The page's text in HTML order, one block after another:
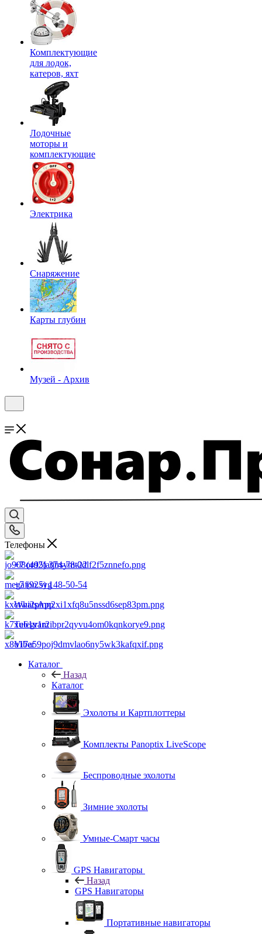
Комплектующие
для лодок,
катеров, яхт
Лодочные
моторы и
комплектующие
Электрика
Снаряжение
Карты глубин
Музей - Архив
Телефоны
+7 (495) 374-78-22
+7 (925) 148-50-54
WhatsApp
Telegram
Viber
Каталог
Назад
Каталог
Эхолоты и Картплоттеры
Комплекты Panoptix LiveScope
Беспроводные эхолоты
Зимние эхолоты
Умные-Смарт часы
GPS Навигаторы
Назад
GPS Навигаторы
Портативные навигаторы